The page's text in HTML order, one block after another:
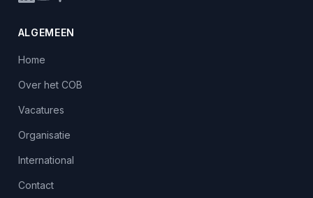
ALGEMEEN
Home
Over het COB
Vacatures
Organisatie
International
Contact